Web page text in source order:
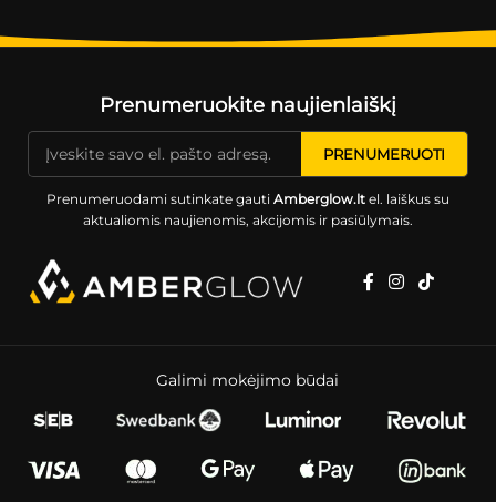
Prenumeruokite naujienlaiškį
Prenumeruodami sutinkate gauti Amberglow.ltel. laiškus su
aktualiomis naujienomis, akcijomis ir pasiūlymais.
Galimi mokėjimo būdai